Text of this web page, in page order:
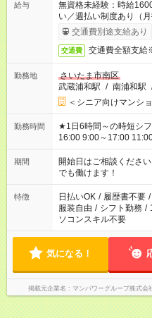
給与
無資格未経験：時給
い／週払い制度あり（
完了次第のお支払いとな
交通費別途支給あり
交通費 交通費全額支
勤務地
さいたま市南区
武蔵浦和駅 / 南浦和駅
＜シニア向けマンシ
勤務時間
★1日6時間～の時短シフトOK ★スタート時間選べ
16:00 9:00～17:00 11:00～
場合、他のお仕事と合
ん ※法令に基づき、週
となります ※労働者派
短時間・短期間の就業
期間
開始日はご相談くだ
でも働けます！
特徴 日払いOK / 履歴書不要 /
服装自由 / シフト勤務 /
ソコンスキル不要
気になる！
掲載元企業名 マンパワーグループ株式